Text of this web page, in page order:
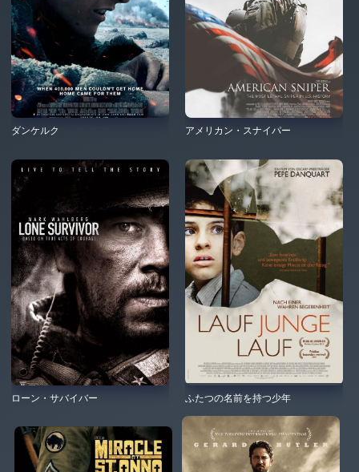
ダンケルク アメリカン・スナイパー
ローン・サバイバー ふたつの名前を持つ少年